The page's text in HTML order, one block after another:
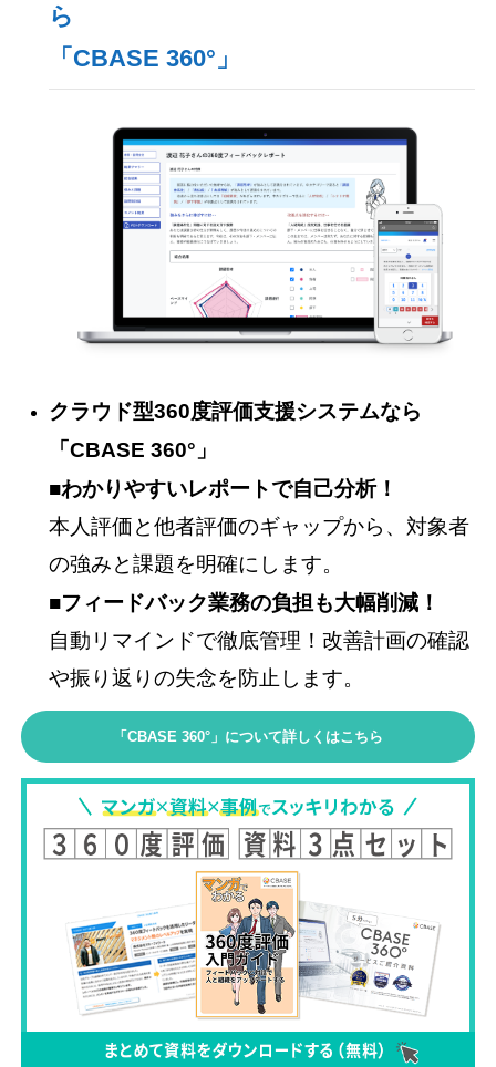
ら
「CBASE 360°」
クラウド型360度評価支援システムなら
「CBASE 360°」
■わかりやすいレポートで自己分析！
本人評価と他者評価のギャップから、対象者
の強みと課題を明確にします。
■フィードバック業務の負担も大幅削減！
自動リマインドで徹底管理！改善計画の確認
や振り返りの失念を防止します。
「CBASE 360°」について詳しくはこちら